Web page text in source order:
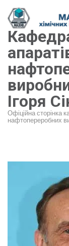
Перейти
до
вмісту
(натисніть
Enter)
Ігоря
Офіційна сторінка
нафтопереробних